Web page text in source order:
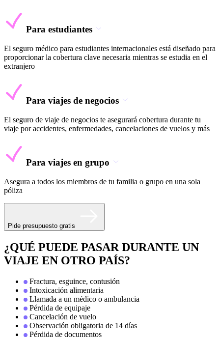
Para estudiantes
El seguro médico para estudiantes internacionales está diseñado para
proporcionar la cobertura clave necesaria mientras se estudia en el
extranjero
Para viajes de negocios
El seguro de viaje de negocios te asegurará cobertura durante tu
viaje por accidentes, enfermedades, cancelaciones de vuelos y más
Para viajes en grupo
Asegura a todos los miembros de tu familia o grupo en una sola
póliza
Pide presupuesto gratis
¿QUÉ PUEDE PASAR DURANTE UN
VIAJE EN OTRO PAÍS?
Fractura, esguince, contusión
Intoxicación alimentaria
Llamada a un médico o ambulancia
Pérdida de equipaje
Cancelación de vuelo
Observación obligatoria de 14 días
Pérdida de documentos